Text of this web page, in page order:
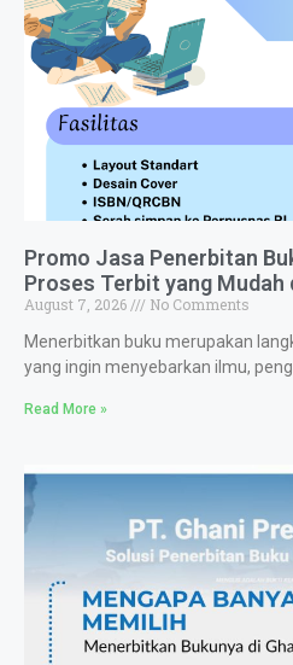
Promo Jasa Penerbitan
Proses Terbit yang Mudah
August 7, 2026
No Comments
Menerbitkan buku merupakan
yang ingin menyebarkan ilmu,
Read More »